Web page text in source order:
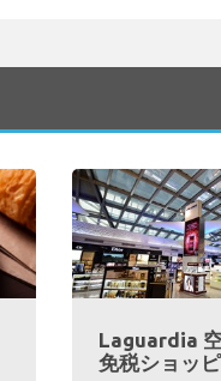
Laguardia
免税ショッ